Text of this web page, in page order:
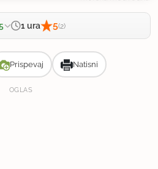
1 ura 5(2)
Prispevaj Natisni
OGLAS